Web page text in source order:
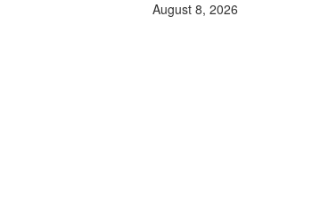
August 8, 2026